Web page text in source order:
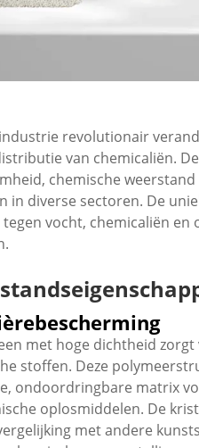
revolutionair
van chemicaliën.
chemische
diverse sectoren. De
vocht, chemicaliën en
met hoge dichtheid
stoffen. Deze
ondoordringbare matrix
oplosmiddelen. De
met andere